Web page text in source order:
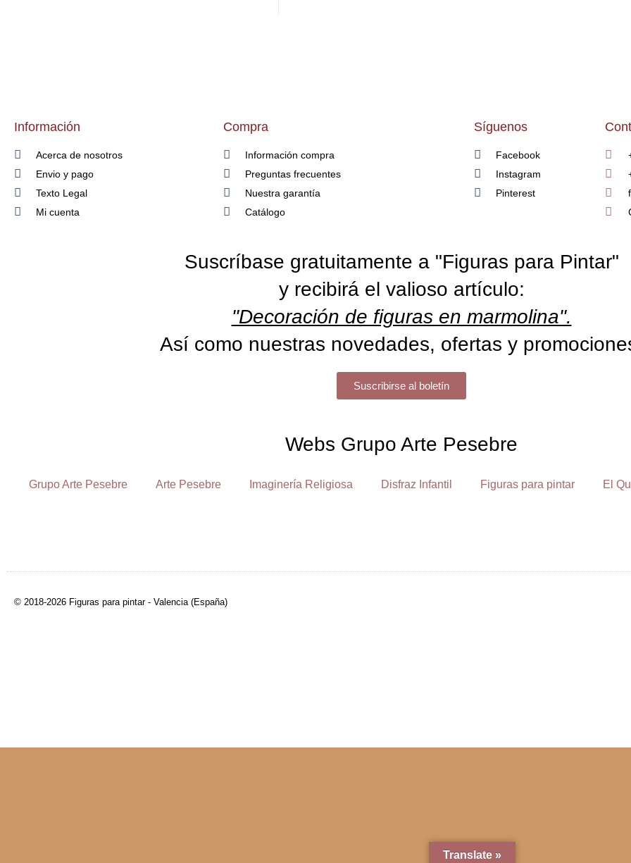
Información
Acerca de nosotros
Envio y pago
Texto Legal
Mi cuenta
Compra
Información compra
Preguntas frecuentes
Nuestra garantía
Catálogo
Síguenos
Facebook
Instagram
Pinterest
Suscríbase gratuitamente a "Figuras para Pintar"
y recibirá el valioso artículo:
"Decoración de figuras en marmolina".
Así como nuestras novedades, ofertas y
Suscribirse al boletín
Webs Grupo Arte Pesebre
Grupo Arte Pesebre Arte Pesebre Imaginería Religiosa Disfraz Infantil Figuras para pintar El
© 2018-2026 Figuras para pintar - Valencia (España)
Translate »